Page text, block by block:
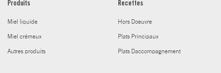
Produits
Miel liquide
Miel crémeux
Autres produits
Recettes
Hors Doeuvre
Plats Principaux
Plats Daccompagnement